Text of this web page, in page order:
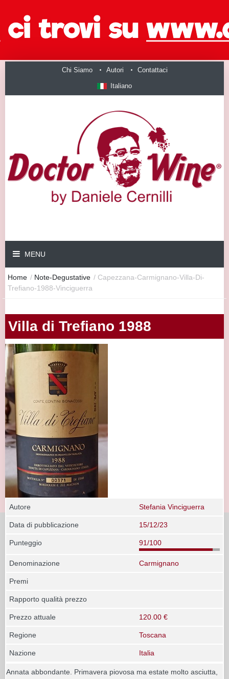
Chi Siamo Autori Contattaci
Italiano
MENU
Home / Note-Degustative / Capezzana-Carmignano-Villa-Di-
Trefiano-1988-Vinciguerra
Villa di Trefiano 1988
Autore Stefania Vinciguerra
Data di pubblicazione 15/12/23
Punteggio 91/100
Denominazione Carmignano
Premi
Rapporto qualità prezzo
Prezzo attuale 120.00 €
Regione Toscana
Nazione Italia
Annata abbondante. Primavera piovosa ma estate molto asciutta,